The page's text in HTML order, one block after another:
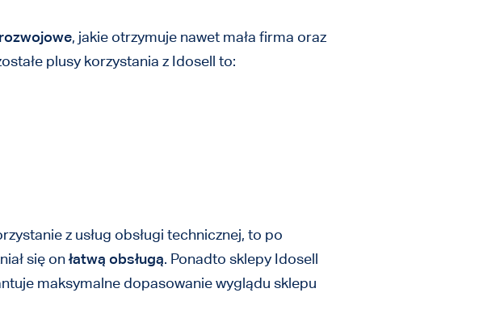
, jakie otrzymuje nawet mała firma oraz
plusy korzystania z Idosell to:
z usług obsługi technicznej, to po
się onłatwą obsługą. Ponadto sklepy Idosell
maksymalne dopasowanie wyglądu sklepu